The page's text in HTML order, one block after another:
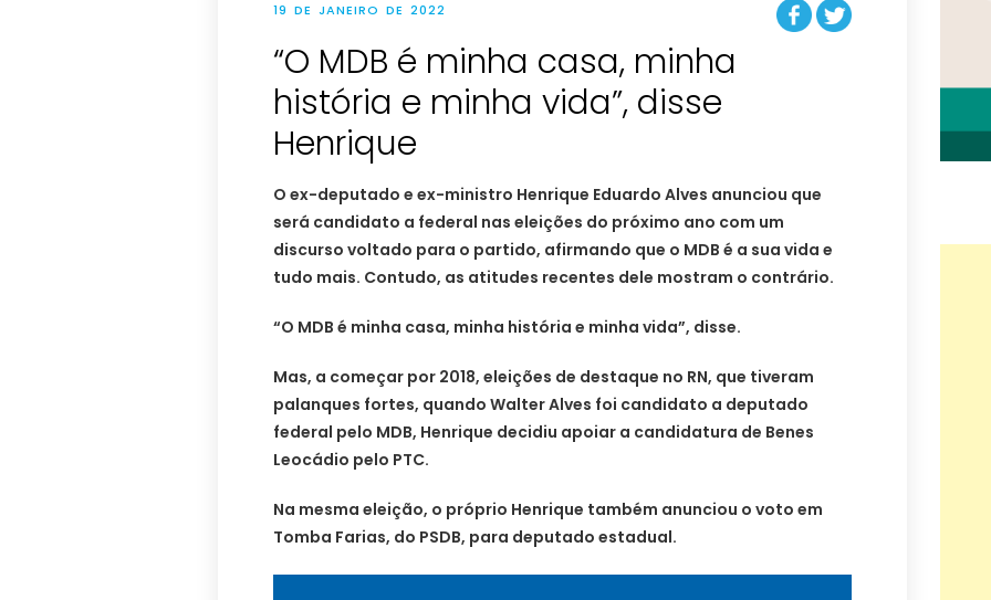
19 DE JANEIRO DE 2022
“O MDB é minha casa, minha
história e minha vida”, disse
Henrique
O ex-deputado e ex-ministro Henrique Eduardo Alves anunciou que
será candidato a federal nas eleições do próximo ano com um
discurso voltado para o partido, afirmando que o MDB é a sua vida e
tudo mais. Contudo, as atitudes recentes dele mostram o contrário.
“O MDB é minha casa, minha história e minha vida”, disse.
Mas, a começar por 2018, eleições de destaque no RN, que tiveram
palanques fortes, quando Walter Alves foi candidato a deputado
federal pelo MDB, Henrique decidiu apoiar a candidatura de Benes
Leocádio pelo PTC.
Na mesma eleição, o próprio Henrique também anunciou o voto em
Tomba Farias, do PSDB, para deputado estadual.